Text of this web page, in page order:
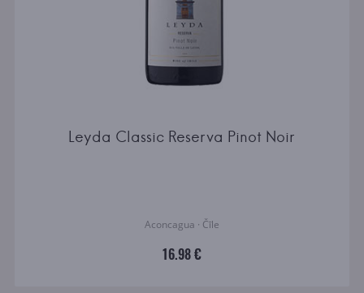
Leyda Classic Reserva Pinot Noir
Aconcagua · Čīle
16.98 €